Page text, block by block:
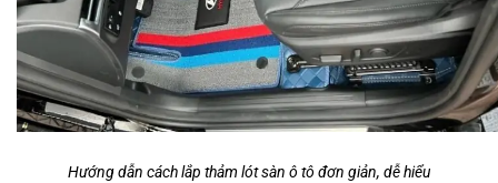
Hướng dẫn cách lắp thảm lót sàn ô tô đơn giản, dễ hiểu